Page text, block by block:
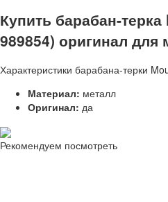
Купить барабан-
989854) оригинал
Характеристики барабана-терки
Материал: металл
Оригинал: да
Рекомендуем посмотреть